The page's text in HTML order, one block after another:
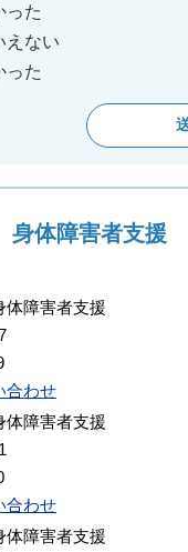
った
えない
った
体障害者支援
障害者支援
合わせ
障害者支援
合わせ
障害者支援